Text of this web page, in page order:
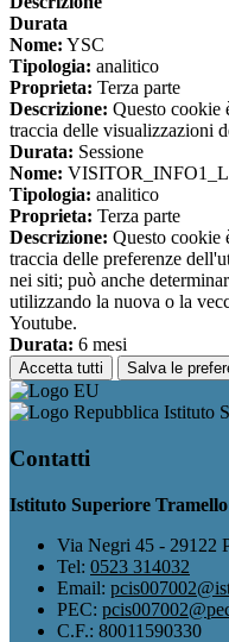
Durata
Nome: YSC
Tipologia: analitico
Proprieta: Terza parte
Descrizione: Questo cookie
traccia delle visualizzazioni
Durata: Sessione
Nome:
Tipologia: analitico
Proprieta: Terza parte
Descrizione: Questo cookie
traccia delle preferenze
nei siti; può anche
utilizzando la nuova o la
Youtube.
Durata: 6 mesi
Accetta tutti Salva le
Istituto
Contatti
Istituto Superiore
Via Negri 45 - 29122
Tel: 0523 314032
Email:
PEC:
C.F.: 80011590330